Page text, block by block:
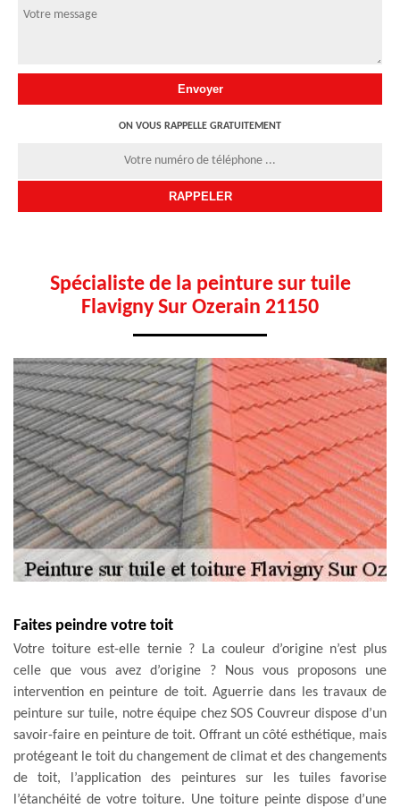
ON VOUS RAPPELLE GRATUITEMENT
Spécialiste de la peinture sur tuile
Flavigny Sur Ozerain 21150
Faites peindre votre toit
Votre toiture est-elle ternie ? La couleur d’origine n’est plus
celle que vous avez d’origine ? Nous vous proposons une
intervention en peinture de toit. Aguerrie dans les travaux de
peinture sur tuile, notre équipe chez SOS Couvreur dispose d’un
savoir-faire en peinture de toit. Offrant un côté esthétique, mais
protégeant le toit du changement de climat et des changements
de toit, l’application des peintures sur les tuiles favorise
l’étanchéité de votre toiture. Une toiture peinte dispose d’une